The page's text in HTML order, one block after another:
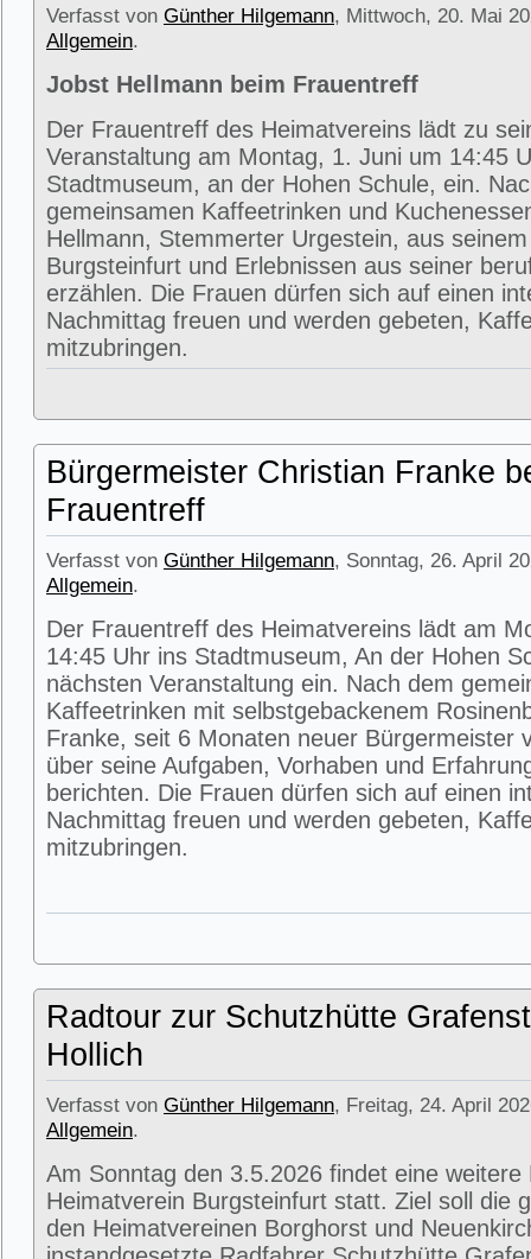
Verfasst von Günther Hilgemann, Mittwoch, 20. Mai
Allgemein.
Jobst Hellmann beim Frauentreff
Der Frauentreff des Heimatvereins lädt zu
Veranstaltung am Montag, 1. Juni um 14:45
Stadtmuseum, an der Hohen Schule, ein.
gemeinsamen Kaffeetrinken und
Hellmann, Stemmerter Urgestein, aus
Burgsteinfurt und Erlebnissen aus seiner
erzählen. Die Frauen dürfen sich auf einen
Nachmittag freuen und werden gebeten,
mitzubringen.
Bürgermeister Christian Franke
Frauentreff
Verfasst von Günther Hilgemann, Sonntag, 26. April
Allgemein.
Der Frauentreff des Heimatvereins lädt am
14:45 Uhr ins Stadtmuseum, An der Hohen
nächsten Veranstaltung ein. Nach dem
Kaffeetrinken mit selbstgebackenem
Franke, seit 6 Monaten neuer Bürgermeister
über seine Aufgaben, Vorhaben und
berichten. Die Frauen dürfen sich auf einen
Nachmittag freuen und werden gebeten,
mitzubringen.
Radtour zur Schutzhütte
Hollich
Verfasst von Günther Hilgemann, Freitag, 24. April
Allgemein.
Am Sonntag den 3.5.2026 findet eine weitere
Heimatverein Burgsteinfurt statt. Ziel soll die
den Heimatvereinen Borghorst und